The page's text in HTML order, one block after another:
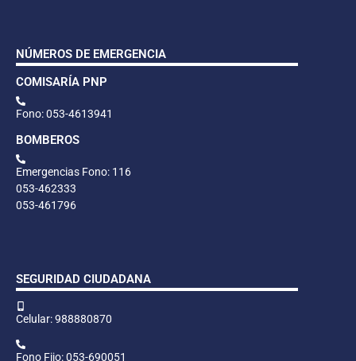
NÚMEROS DE EMERGENCIA
COMISARÍA PNP
Fono: 053-4613941
BOMBEROS
Emergencias Fono: 116
053-462333
053-461796
SEGURIDAD CIUDADANA
Celular: 988880870
Fono Fijo: 053-690051